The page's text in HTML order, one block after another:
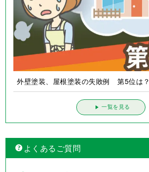
外壁塗装、屋根塗装の失敗例 第5位は？
一覧を見る
よくあるご質問